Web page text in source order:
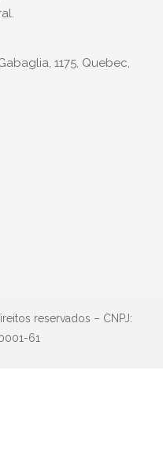
1175, Quebec,
reservados – CNPJ:
61